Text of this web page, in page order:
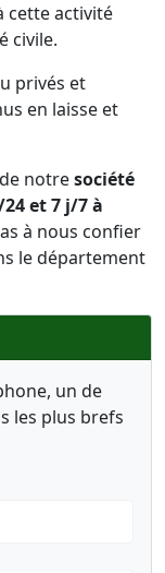
cette activité
civile.
privés et
en laisse et
notresociété
et 7 j/7 à
à nous confier
le département
un de
les plus brefs